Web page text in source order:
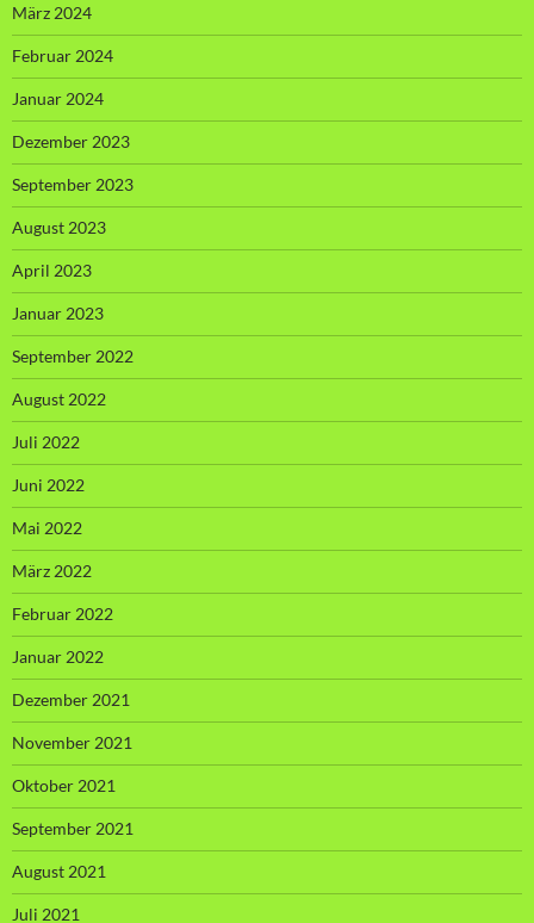
März 2024
Februar 2024
Januar 2024
Dezember 2023
September 2023
August 2023
April 2023
Januar 2023
September 2022
August 2022
Juli 2022
Juni 2022
Mai 2022
März 2022
Februar 2022
Januar 2022
Dezember 2021
November 2021
Oktober 2021
September 2021
August 2021
Juli 2021